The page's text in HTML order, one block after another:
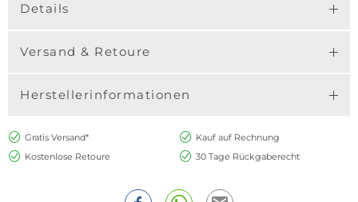
Details
Versand & Retoure
Herstellerinformationen
Gratis Versand*
Kauf auf Rechnung
Kostenlose Retoure
30 Tage Rückgaberecht